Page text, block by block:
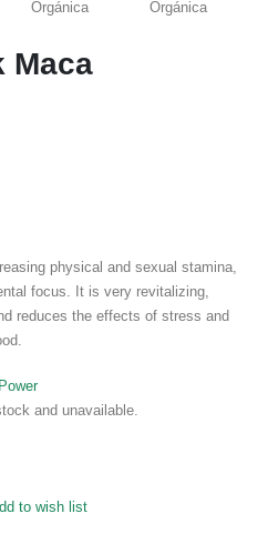
Maca
physical and sexual stamina,
focus. It is very revitalizing,
reduces the effects of stress and
and unavailable.
to wish list